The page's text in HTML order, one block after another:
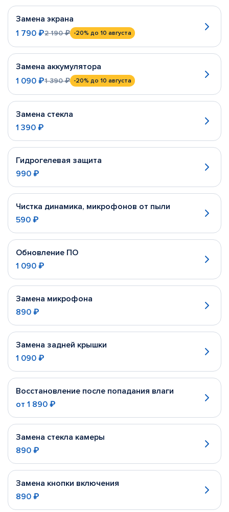
Замена экрана
1 790 ₽2 190 ₽ -20% до 10 августа
Замена аккумулятора
1 090 ₽1 390 ₽ -20% до 10 августа
Замена стекла
1 390 ₽
Гидрогелевая защита
990 ₽
Чистка динамика, микрофонов от пыли
590 ₽
Обновление ПО
1 090 ₽
Замена микрофона
890 ₽
Замена задней крышки
1 090 ₽
Восстановление после попадания влаги
от 1 890 ₽
Замена стекла камеры
890 ₽
Замена кнопки включения
890 ₽